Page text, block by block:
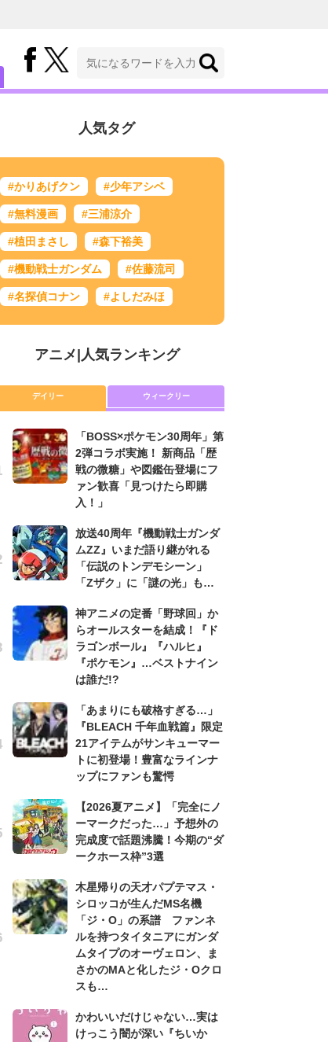
人気タグ
#かりあげクン #少年アシベ
#無料漫画 #三浦涼介
#植田まさし #森下裕美
#機動戦士ガンダム #佐藤流司
#名探偵コナン #よしだみほ
アニメ| 人気ランキング
デイリー ウィークリー
「BOSS×ポケモン30周年」第
2弾コラボ実施！ 新商品「歴
戦の微糖」や図鑑缶登場にフ
ァン歓喜「見つけたら即購
入！」
放送40周年『機動戦士ガンダ
ムZZ』いまだ語り継がれる
「伝説のトンデモシーン」
「Zザク」に「謎の光」も…
神アニメの定番「野球回」か
らオールスターを結成！『ド
ラゴンボール』『ハルヒ』
『ポケモン』…ベストナイン
は誰だ!?
「あまりにも破格すぎる…」
『BLEACH 千年血戦篇』限定
21アイテムがサンキューマー
トに初登場！豊富なラインナ
ップにファンも驚愕
【2026夏アニメ】「完全にノ
ーマークだった…」予想外の
完成度で話題沸騰！今期の“ダ
ークホース枠”3選
木星帰りの天才パプテマス・
シロッコが生んだMS名機
「ジ・O」の系譜 ファンネ
ルを持つタイタニアにガンダ
ムタイプのオーヴェロン、ま
さかのMAと化したジ・Oクロ
スも…
かわいいだけじゃない…実は
けっこう闇が深い『ちいか